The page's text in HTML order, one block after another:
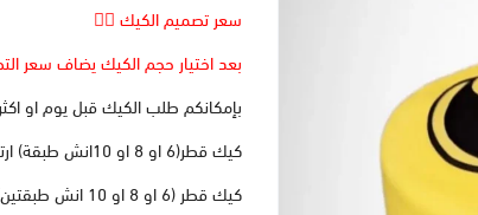
سعر تصميم الكيك 👆🏻
بعد اختيار حجم الكيك يضاف سعر
بإمكانكم طلب الكيك قبل يوم او
كيك قطر(6 او 8 او 10انش طبقة) ارتفاع 8 سم
كيك قطر (6 او 8 او 10 انش طبقتين) ارتفاع 16 سم